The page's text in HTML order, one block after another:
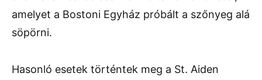
amelyet a Bostoni Egyház próbált a szőnyeg alá
söpörni.
Hasonló esetek történtek meg a St. Aiden